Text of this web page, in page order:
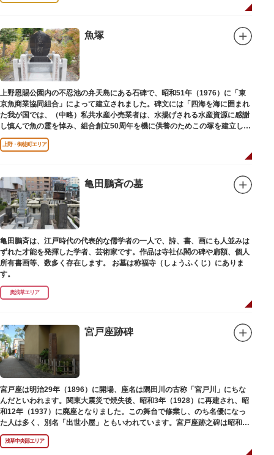
魚塚
上野恩賜公園内の不忍池の弁天島にある石碑で、昭和51年（1976）に「東
京魚商業協同組合」によって建立されました。碑文には「四海を海に囲まれ
た我が国では、（中略）私共水産小売業者は、水揚げされる水産資源に感謝
し慎んで魚の霊を悼み、組合創立50周年を機に供養のためこの塚を建立しま
す」とあります。
上野・御徒町エリア
亀田鵬斉の墓
亀田鵬斉は、江戸時代の代表的な儒学者の一人で、詩、書、画にも人並みは
ずれた才能を発揮した学者、芸術家です。作品は寺社仏閣の碑や扁額、個人
所有書画等、数多く存在します。 お墓は称福寺（しょうふくじ）にありま
す。
奥浅草エリア
宮戸座跡碑
宮戸座は明治29年（1896）に開場、座名は隅田川の古称「宮戸川」にちな
んだといわれます。関東大震災で焼失後、昭和3年（1928）に再建され、昭
和12年（1937）に廃座となりました。この舞台で修業し、のち名優になっ
た人は多く、別名「出世小屋」ともいわれています。宮戸座跡之碑は昭和53
年（1978）に建てられました。
浅草中央部エリア